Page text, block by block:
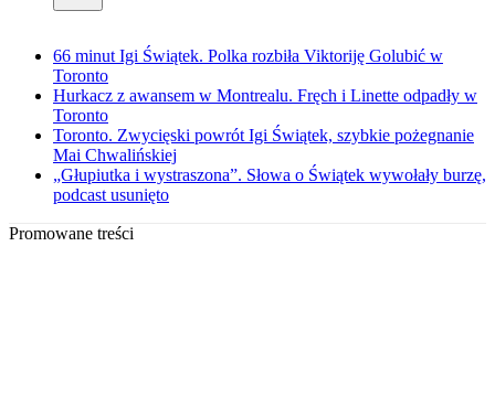
66 minut Igi Świątek. Polka rozbiła Viktoriję Golubić w
Toronto
Hurkacz z awansem w Montrealu. Fręch i Linette odpadły w
Toronto
Toronto. Zwycięski powrót Igi Świątek, szybkie pożegnanie
Mai Chwalińskiej
„Głupiutka i wystraszona”. Słowa o Świątek wywołały burzę,
podcast usunięto
Promowane treści